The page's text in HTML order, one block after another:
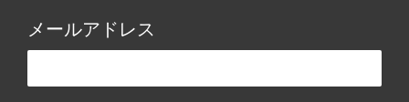
メールアドレス